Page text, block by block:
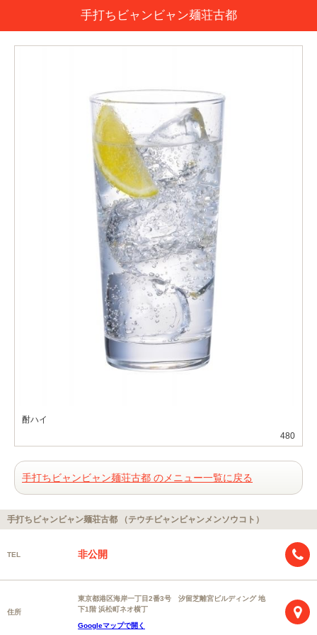
手打ちビャンビャン麺荘古都
酎ハイ
480
手打ちビャンビャン麺荘古都 のメニュー一覧に戻る
手打ちビャンビャン麺荘古都 （テウチビャンビャンメンソウコト）
TEL 非公開
住所
東京都港区海岸一丁目2番3号 汐留芝離宮ビルディング 地
下1階 浜松町ネオ横丁
Googleマップで開く